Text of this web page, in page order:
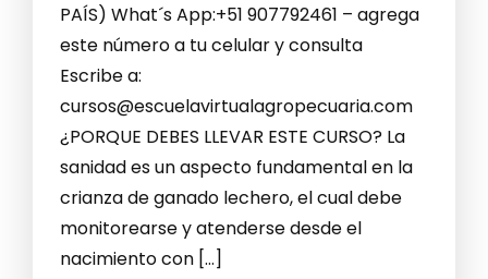
PAÍS) What´s App:+51 907792461 – agrega
este número a tu celular y consulta
Escribe a:
cursos@escuelavirtualagropecuaria.com
¿PORQUE DEBES LLEVAR ESTE CURSO? La
sanidad es un aspecto fundamental en la
crianza de ganado lechero, el cual debe
monitorearse y atenderse desde el
nacimiento con […]